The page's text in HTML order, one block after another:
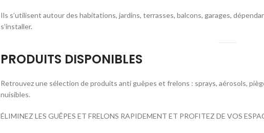
Ils s’utilisent autour des habitations, jardins, terrasses, balcons, garages,
s’installer.
PRODUITS DISPONIBLES
Retrouvez une sélection de produits anti guêpes et frelons : sprays, aérosols,
nuisibles.
ÉLIMINEZ LES GUÊPES ET FRELONS RAPIDEMENT ET PROFITEZ DE VOS